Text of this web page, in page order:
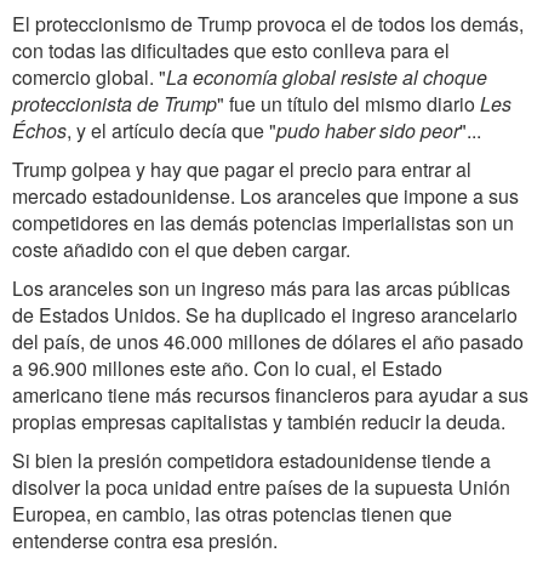
El proteccionismo de Trump provoca el de todos los demás,
con todas las dificultades que esto conlleva para el
comercio global. "La economía global resiste al choque
proteccionista de Trump" fue un título del mismo diarioLes
Échos, y el artículo decía que "pudo haber sido peor"...
Trump golpea y hay que pagar el precio para entrar al
mercado estadounidense. Los aranceles que impone a sus
competidores en las demás potencias imperialistas son un
coste añadido con el que deben cargar.
Los aranceles son un ingreso más para las arcas públicas
de Estados Unidos. Se ha duplicado el ingreso arancelario
del país, de unos 46.000 millones de dólares el año pasado
a 96.900 millones este año. Con lo cual, el Estado
americano tiene más recursos financieros para ayudar a sus
propias empresas capitalistas y también reducir la deuda.
Si bien la presión competidora estadounidense tiende a
disolver la poca unidad entre países de la supuesta Unión
Europea, en cambio, las otras potencias tienen que
entenderse contra esa presión.